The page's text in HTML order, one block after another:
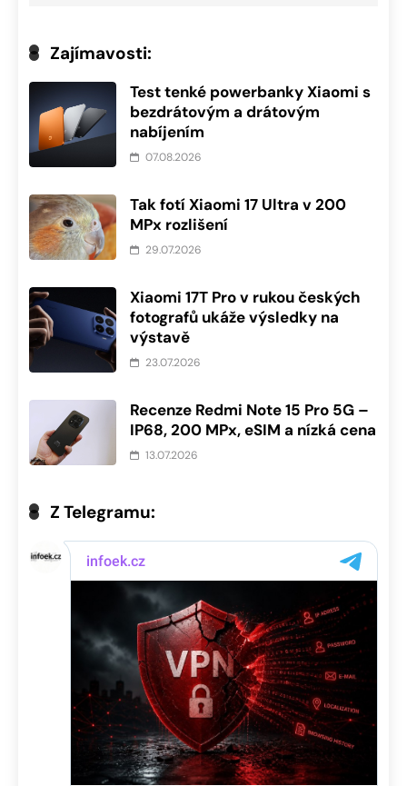
Zajímavosti:
Test tenké powerbanky Xiaomi s
bezdrátovým a drátovým
nabíjením
07.08.2026
Tak fotí Xiaomi 17 Ultra v 200
MPx rozlišení
29.07.2026
Xiaomi 17T Pro v rukou českých
fotografů ukáže výsledky na
výstavě
23.07.2026
Recenze Redmi Note 15 Pro 5G –
IP68, 200 MPx, eSIM a nízká cena
13.07.2026
Z Telegramu: